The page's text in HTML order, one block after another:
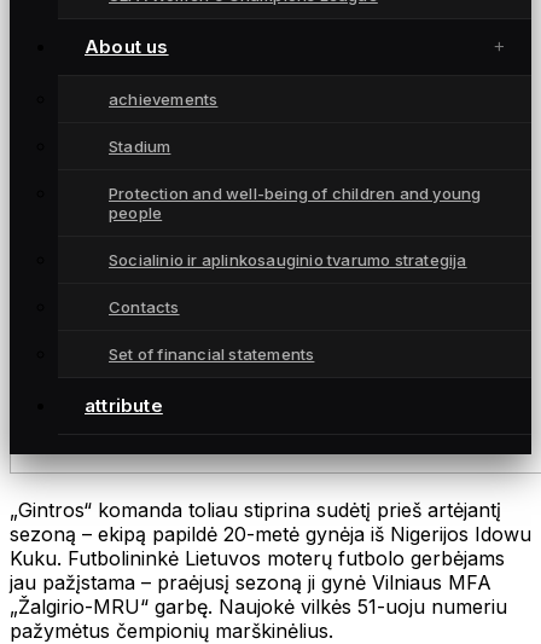
About us
achievements
Stadium
Protection and well-being of children and young
people
Socialinio ir aplinkosauginio tvarumo strategija
Contacts
Set of financial statements
attribute
„Gintros“ komanda toliau stiprina sudėtį prieš artėjantį
sezoną – ekipą papildė 20-metė gynėja iš Nigerijos Idowu
Kuku. Futbolininkė Lietuvos moterų futbolo gerbėjams
jau pažįstama – praėjusį sezoną ji gynė Vilniaus MFA
„Žalgirio-MRU“ garbę. Naujokė vilkės 51-uoju numeriu
pažymėtus čempionių marškinėlius.